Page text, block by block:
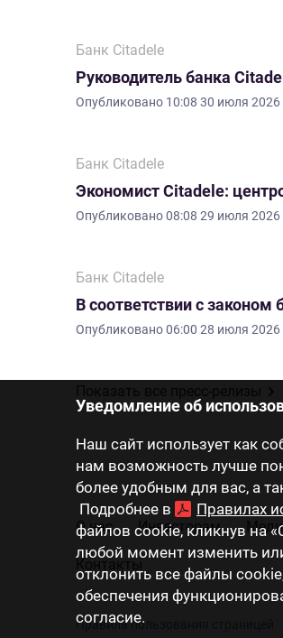
Уведомление об
Наш сайт использует как
нам возможность лучше
более удобным для вас, а
Подробнее в
Правилах
файлов cookie, кликнув на
любой момент изменить
отклонить все файлы
обеспечения
согласие.
Банк Citadele
Руководитель банка
Опубликовано 10:08 30 июля 2026
Банк Citadele
Экономист Citadele:
Опубликовано08:08 29 июля 2026
Банк Citadele
В соответствии с
Опубликовано06:00 28 июля 2026
О нас Инвесторам
Правила пользования страницей